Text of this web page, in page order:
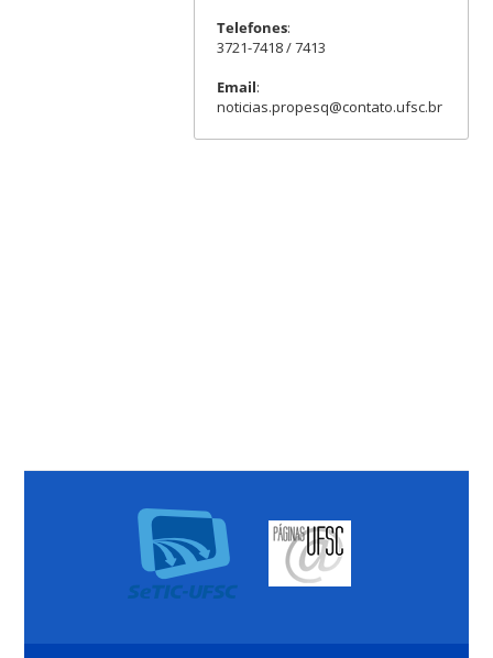
Telefones:
3721-7418 / 7413
Email:
noticias.propesq@contato.ufsc.br